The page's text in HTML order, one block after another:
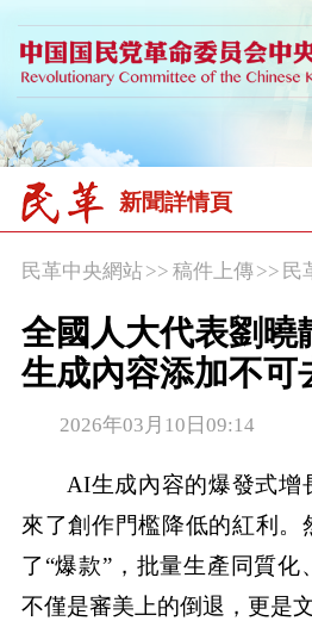
新聞詳情頁
民革中央網站>> 稿件上傳>> 民
全國人大代表劉
生成內容添加不可
2026年03月10日09:14
AI生成內容的爆發式增
來了創作門檻降低的紅利。
了“爆款”，批量生產同質化
不僅是審美上的倒退，更是